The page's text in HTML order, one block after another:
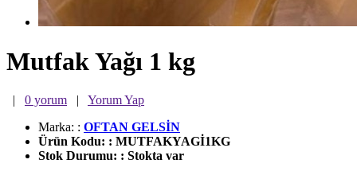
Mutfak Yağı 1 kg
| 0 yorum | Yorum Yap
Marka: : OFTAN GELSİN
Ürün Kodu: : MUTFAKYAGİ1KG
Stok Durumu: : Stokta var